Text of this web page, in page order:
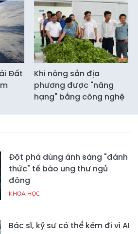
Đất
Khi nông sản địa
phương được "nâng
hạng" bằng công nghệ
Đột phá dùng ánh sáng "đánh
thức" tế bào ung thư ngủ
đông
KHOA HỌC
Bác sĩ, kỹ sư có thể kém đi vì AI